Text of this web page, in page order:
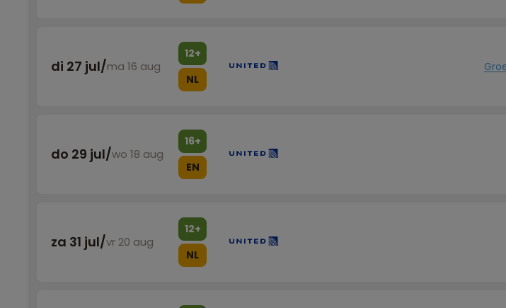
di 27 jul/ma 16 aug
12+
NL
do 29 jul/wo 18 aug
16+
EN
za 31 jul/vr 20 aug
12+
NL